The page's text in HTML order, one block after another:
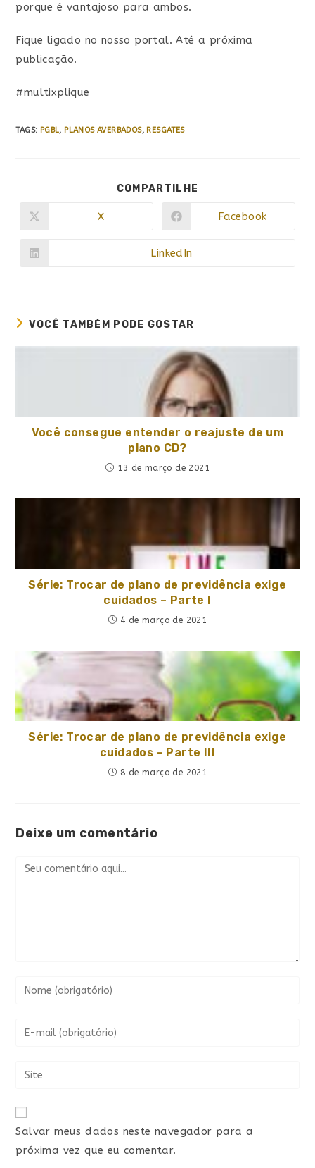
porque é vantajoso para ambos.
Fique ligado no nosso portal. Até a próxima
publicação.
#multixplique
TAGS: PGBL, PLANOS AVERBADOS, RESGATES
COMPARTILHE
X Facebook
LinkedIn
VOCÊ TAMBÉM PODE GOSTAR
Você consegue entender o reajuste de um
plano CD?
13 de março de 2021
Série: Trocar de plano de previdência exige
cuidados – Parte I
4 de março de 2021
Série: Trocar de plano de previdência exige
cuidados – Parte III
8 de março de 2021
Deixe um comentário
Salvar meus dados neste navegador para a
próxima vez que eu comentar.